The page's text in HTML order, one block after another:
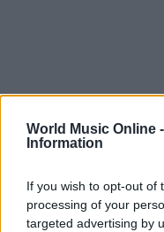
World Music Online -
Information
If you wish to opt-out of
processing of your
targeted advertising by
una proposta
il repertorio
amate, in location